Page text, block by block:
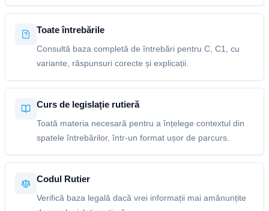
Toate întrebările
Consultă baza completă de întrebări pentru C, C1, cu
variante, răspunsuri corecte și explicații.
Curs de legislație rutieră
Toată materia necesară pentru a înțelege contextul din
spatele întrebărilor, într-un format ușor de parcurs.
Codul Rutier
Verifică baza legală dacă vrei informații mai amănunțite